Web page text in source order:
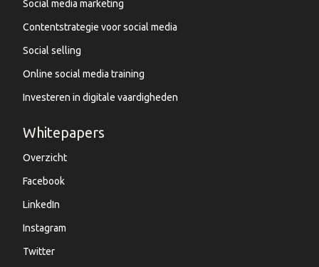
Social media marketing
Contentstrategie voor social media
Social selling
Online social media training
Investeren in digitale vaardigheden
Whitepapers
Overzicht
Facebook
LinkedIn
Instagram
Twitter